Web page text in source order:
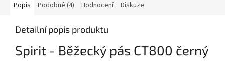
Popis Podobné (4) Hodnocení Diskuze
Detailní popis produktu
Spirit - Běžecký pás CT800 černý